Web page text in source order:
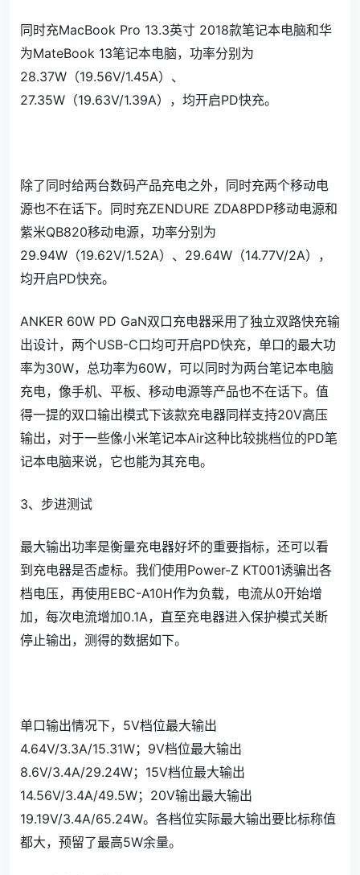
同时充MacBook Pro 13.3英寸 2018款笔记本电脑和华
为MateBook 13笔记本电脑，功率分别为
28.37W（19.56V/1.45A）、
27.35W（19.63V/1.39A），均开启PD快充。
除了同时给两台数码产品充电之外，同时充两个移动电
源也不在话下。同时充ZENDURE ZDA8PDP移动电源和
紫米QB820移动电源，功率分别为
29.94W（19.62V/1.52A）、29.64W（14.77V/2A），
均开启PD快充。
ANKER 60W PD GaN双口充电器采用了独立双路快充输
出设计，两个USB-C口均可开启PD快充，单口的最大功
率为30W，总功率为60W，可以同时为两台笔记本电脑
充电，像手机、平板、移动电源等产品也不在话下。值
得一提的双口输出模式下该款充电器同样支持20V高压
输出，对于一些像小米笔记本Air这种比较挑档位的PD笔
记本电脑来说，它也能为其充电。
3、步进测试
最大输出功率是衡量充电器好坏的重要指标，还可以看
到充电器是否虚标。我们使用Power-Z KT001诱骗出各
档电压，再使用EBC-A10H作为负载，电流从0开始增
加，每次电流增加0.1A，直至充电器进入保护模式关断
停止输出，测得的数据如下。
单口输出情况下，5V档位最大输出
4.64V/3.3A/15.31W；9V档位最大输出
8.6V/3.4A/29.24W；15V档位最大输出
14.56V/3.4A/49.5W；20V输出最大输出
19.19V/3.4A/65.24W。各档位实际最大输出要比标称值
都大，预留了最高5W余量。